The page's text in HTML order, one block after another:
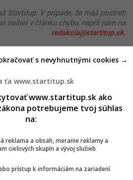
Startitup. V prípade, že máš postreh
našiel v článku chybu, napíš nám na
redakcia@startitup.sk.
Vladimir Putin
,Brittney Grinerová,Rusko
ťa www.startitup.sk
www.startitup.sk ako
potrebujeme tvoj súhlas
na:
reklama a obsah, meranie reklamy a
cieľových skupín a vývoj služieb
prístup k informáciám na zariadení
s nevyhnutnými cookies →